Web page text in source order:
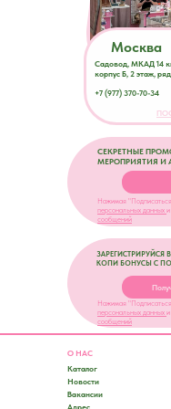
Москва
Садовод, МКАД 14
корпус Б, 2 этаж,
ЗАРЕГИСТРИРУЙСЯ
КОПИ БОНУСЫ С
Нажимая
персональных данных и
сообщений
СЕКРЕТНЫЕ
МЕРОПРИЯТИЯ И
Нажимая
персональных данных и
сообщений
+7 (977) 370-70-34
Адрес
Вакансии
Новости
Каталог
О НАС